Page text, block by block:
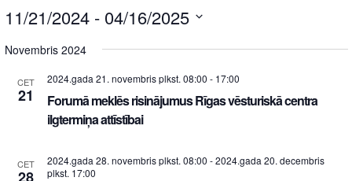
11/21/2024 - 04/16/2025
date.
Novembris 2024
CET
21
2024.gada 21. novembris plkst. 08:00 - 17:00
Forumā meklēs risinājumus Rīgas vēsturiskā centra
ilgtermiņa attīstībai
CET 2024.gada 28. novembris plkst. 08:00 -2024.gada 20. decembris
plkst. 17:00